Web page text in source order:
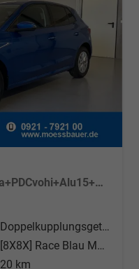
Selection 115PS DSG Kamera+PDCvohi+Alu15+AppConnect+Sitzheizung+Sunset+LED
Doppelkupplungsgetriebe (DSG)
[8X8X] Race Blau Metallic
20 km